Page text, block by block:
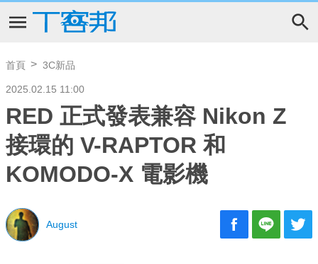
首頁 3C新品
2025.02.15 11:00
RED 正式發表兼容 Nikon Z
接環的 V-RAPTOR 和
KOMODO-X 電影機
August